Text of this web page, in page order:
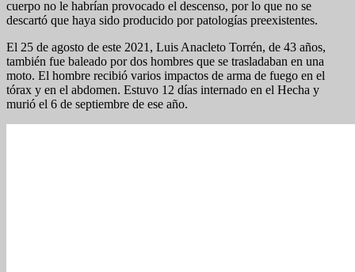
cuerpo no le habrían provocado el descenso, por lo que no se
descartó que haya sido producido por patologías preexistentes.
El 25 de agosto de este 2021, Luis Anacleto Torrén, de 43 años,
también fue baleado por dos hombres que se trasladaban en una
moto. El hombre recibió varios impactos de arma de fuego en el
tórax y en el abdomen. Estuvo 12 días internado en el Hecha y
murió el 6 de septiembre de ese año.